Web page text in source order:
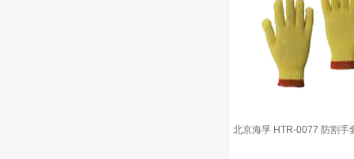
北京海孚 HTR-0077 防割手